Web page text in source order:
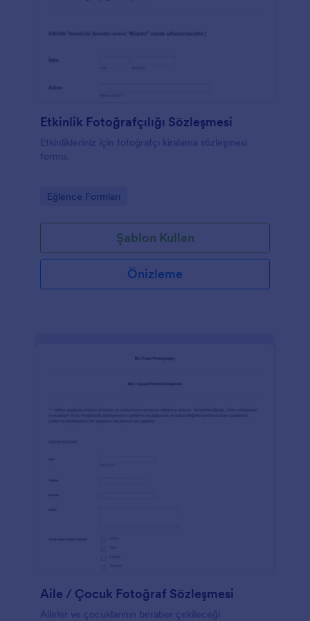
Etkinlik Fotoğrafçılığı Sözleşmesi
Etkinlikleriniz için fotoğrafçı kiralama sözleşmesi
formu.
Go to Category:
Eğlence Formları
Şablon Kullan
Önizleme
Aile / Çocuk Fotoğraf Sözleşmesi
Aileler ve çocuklarının beraber çekileceği